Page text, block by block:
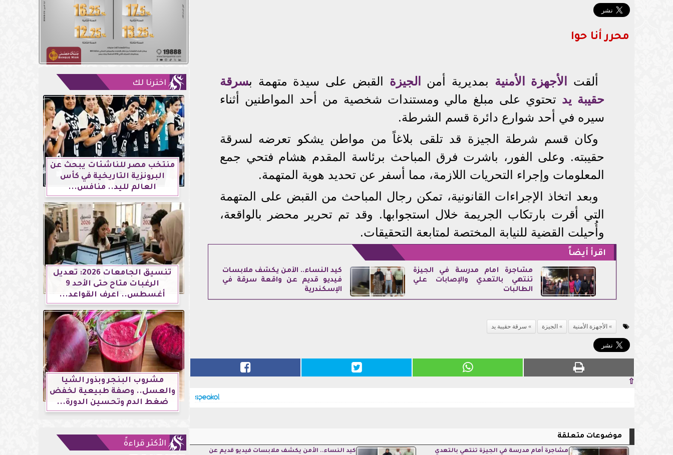
محرر أنا حوا
ألقت الأجهزة الأمنية بمديرية أمن الجيزة القبض على سيدة متهمة بسرقة
حقيبة يد تحتوي على مبلغ مالي ومستندات شخصية من أحد المواطنين أثناء
سيره في أحد شوارع دائرة قسم الشرطة.
وكان قسم شرطة الجيزة قد تلقى بلاغاً من مواطن يشكو تعرضه لسرقة
حقيبته. وعلى الفور، باشرت فرق المباحث برئاسة المقدم هشام فتحي جمع
المعلومات وإجراء التحريات اللازمة، مما أسفر عن تحديد هوية المتهمة.
وبعد اتخاذ الإجراءات القانونية، تمكن رجال المباحث من القبض على المتهمة
التي أقرت بارتكاب الجريمة خلال استجوابها. وقد تم تحرير محضر بالواقعة،
وأُحيلت القضية للنيابة المختصة لمتابعة التحقيقات.
اقرأ أيضاً
مشاجرة أمام مدرسة في الجيزة
تنتهي بالتعدي والإصابات علي
الطالبات
كيد النساء.. الأمن يكشف ملابسات
فيديو قديم عن واقعة سرقة في
الإسكندرية
الأجهزة الأمنية الجيزة سرقة حقيبة يد
⇧
موضوعات متعلقة
مشاجرة أمام مدرسة في الجيزة تنتهي بالتعدي
كيد النساء.. الأمن يكشف ملابسات فيديو قديم عن
اخترنا لك
منتخب مصر للناشئات يبحث عن
البرونزية التاريخية في كأس
العالم لليد.. منافس...
تنسيق الجامعات 2026: تعديل
الرغبات متاح حتى الأحد 9
أغسطس.. اعرف القواعد...
مشروب البنجر وبذور الشيا
والعسل.. وصفة طبيعية لخفض
ضغط الدم وتحسين الدورة...
الأكثر قراءةً